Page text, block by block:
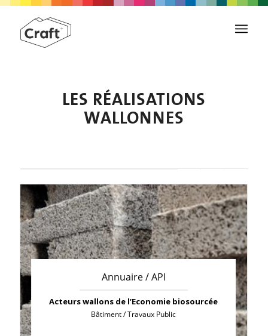
LES RÉALISATIONS
WALLONNES
Annuaire / API
Acteurs wallons de l’Economie biosourcée
Bâtiment / Travaux Public